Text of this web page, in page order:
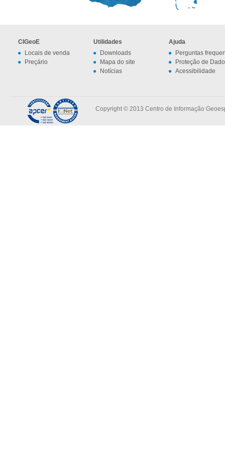
CIGeoE
Locais de venda
Preçário
Utilidades
Downloads
Mapa do site
Notícias
Ajuda
Perguntas
Proteção de
Acessibilidade
Copyright © 2013 Centro de Informação